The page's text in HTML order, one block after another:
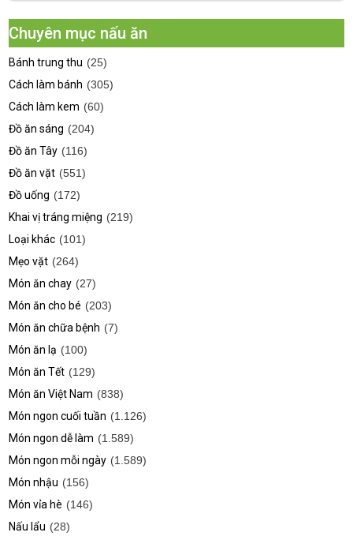
Chuyên mục nấu ăn
Bánh trung thu (25)
Cách làm bánh (305)
Cách làm kem (60)
Đồ ăn sáng (204)
Đồ ăn Tây (116)
Đồ ăn vặt (551)
Đồ uống (172)
Khai vị tráng miệng (219)
Loại khác (101)
Mẹo vặt (264)
Món ăn chay (27)
Món ăn cho bé (203)
Món ăn chữa bệnh (7)
Món ăn lạ (100)
Món ăn Tết (129)
Món ăn Việt Nam (838)
Món ngon cuối tuần (1.126)
Món ngon dễ làm (1.589)
Món ngon mỗi ngày (1.589)
Món nhậu (156)
Món vỉa hè (146)
Nấu lẩu (28)